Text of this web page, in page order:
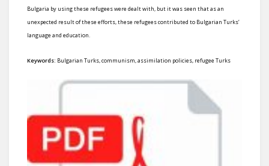
Bulgaria by using these refugees were dealt with, but it was seen that as an
unexpected result of these efforts, these refugees contributed to Bulgarian Turks’
language and education.
Keywords: Bulgarian Turks, communism, assimilation policies, refugee Turks